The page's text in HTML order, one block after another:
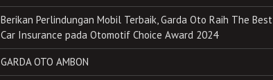
Berikan Perlindungan Mobil Terbaik, Garda Oto Raih The Best
Car Insurance pada Otomotif Choice Award 2024
GARDA OTO AMBON